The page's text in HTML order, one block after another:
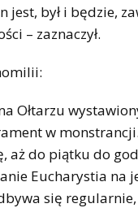
jest, był i będzie,
– zaznaczył.
Ołtarzu
w
aż do piątku do
Eucharystia na
się